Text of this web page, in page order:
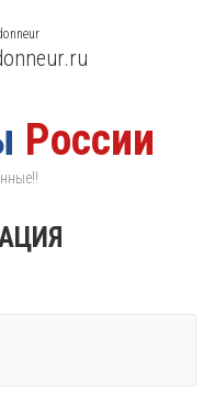
России